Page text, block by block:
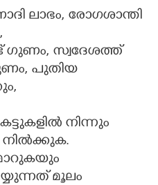
ലാഭം, രോഗശാന്തി
ഗുണം, സ്വദേശത്ത്
പുതിയ
നിന്നും
മൂലം